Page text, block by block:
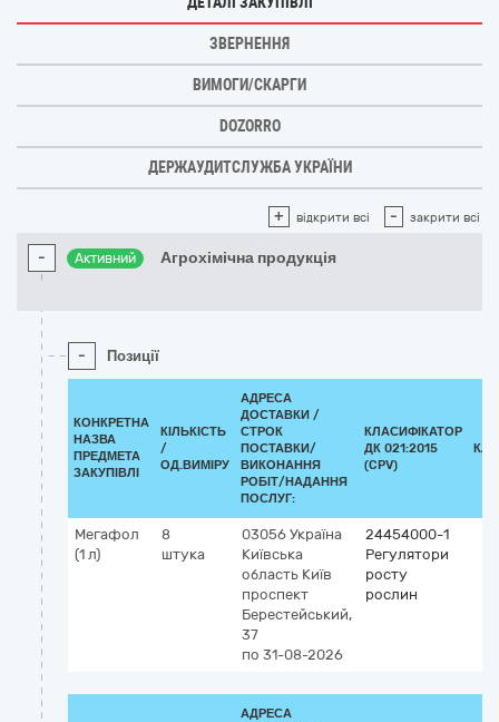
ЗВЕРНЕННЯ
ВИМОГИ/СКАРГИ
DOZORRO
ДЕРЖАУДИТСЛУЖБА УКРАЇНИ
+ відкрити всі - закрити всі
- Активний Агрохімічна продукція
- Позиції
КОНКРЕТНА
НАЗВА
ПРЕДМЕТА
ЗАКУПІВЛІ
КІЛЬКІСТЬ
/
ОД.ВИМІРУ
АДРЕСА
ДОСТАВКИ /
СТРОК
ПОСТАВКИ/
ВИКОНАННЯ
РОБІТ/НАДАННЯ
ПОСЛУГ:
КЛАСИФІКАТОР
ДК 021:2015
(CPV)
Мегафол
(1 л)
8
штука
03056 Україна
Київська
область Київ
проспект
Берестейський,
37
по 31-08-2026
24454000-1
Регулятори
росту
рослин
АДРЕСА